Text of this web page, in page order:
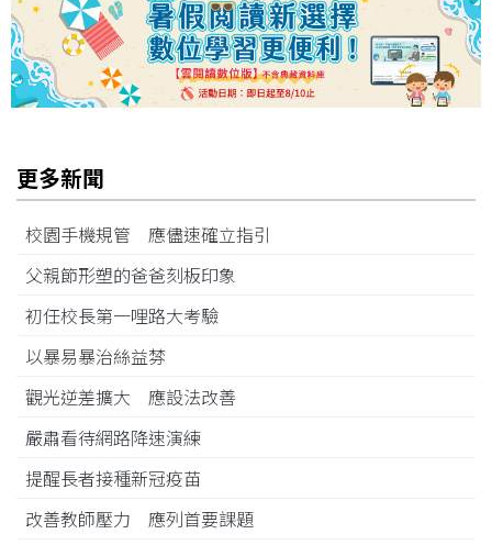
更多新聞
校園手機規管 應儘速確立指引
父親節形塑的爸爸刻板印象
初任校長第一哩路大考驗
以暴易暴治絲益棼
觀光逆差擴大 應設法改善
嚴肅看待網路降速演練
提醒長者接種新冠疫苗
改善教師壓力 應列首要課題